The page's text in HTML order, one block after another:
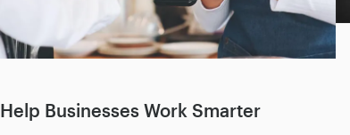
Help Businesses Work Smarter